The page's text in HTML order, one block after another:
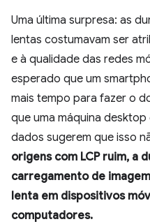
Uma última surpresa: as
lentas costumavam ser
e à qualidade das redes
esperado que um
mais tempo para fazer o
que uma máquina
dados sugerem que isso
origens com LCP ruim, a
carregamento de
lenta em dispositivos
computadores.